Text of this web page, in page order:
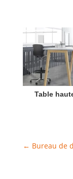
Table
← Bureau de